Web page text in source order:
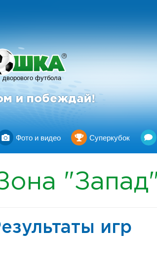
дворового футбола
R
и побеждай!
Фото и видео Суперкубок
"Запад"
игр